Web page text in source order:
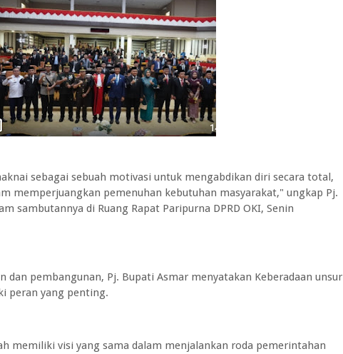
sebagai sebuah motivasi untuk mengabdikan diri secara total,
memperjuangkan pemenuhan kebutuhan masyarakat," ungkap Pj.
sambutannya di Ruang Rapat Paripurna DPRD OKI, Senin
dan pembangunan, Pj. Bupati Asmar menyatakan Keberadaan unsur
peran yang penting.
memiliki visi yang sama dalam menjalankan roda pemerintahan